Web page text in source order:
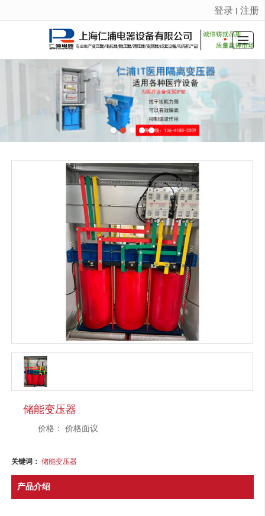
很遗憾，因您的浏览器版本过低导致无法获得最佳浏览体验，推荐下载安装谷歌浏览器！
登录 丨 注册
产品展示 公司介绍 典型案例 新闻动态 车间展示 留言反馈
储能变压器
价格： 价格面议
关键词：储能变压器
产品介绍